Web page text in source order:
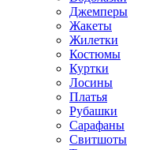
Джемперы
Жакеты
Жилетки
Костюмы
Куртки
Лосины
Платья
Рубашки
Сарафаны
Свитшоты